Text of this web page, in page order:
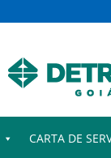
CARTA DE